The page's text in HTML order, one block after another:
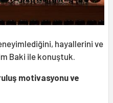
hayallerini ve
Baki ile konuştuk.
motivasyonu ve